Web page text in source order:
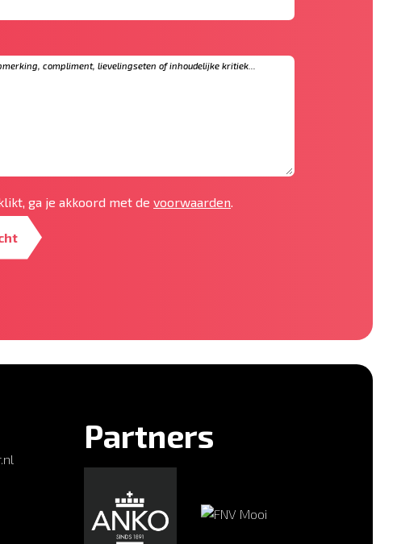
ga je akkoord met de voorwaarden
Partners